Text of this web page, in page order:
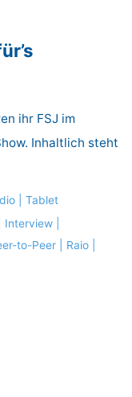
ihr FSJ im
Inhaltlich steht
Tablet
Interview|
to-Peer Raio